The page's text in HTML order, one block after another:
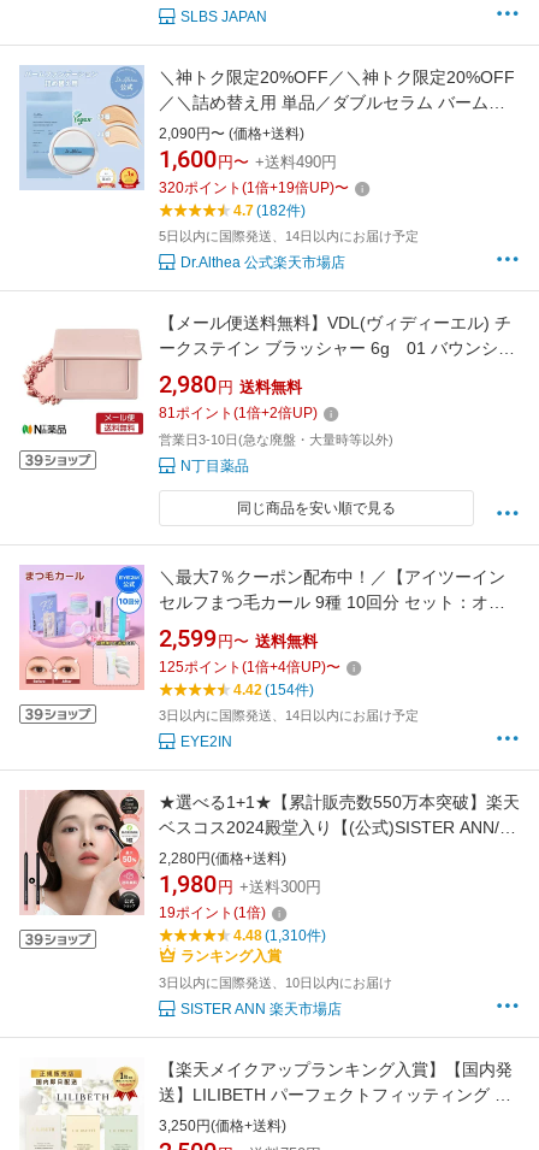
SLBS JAPAN
＼神トク限定20%OFF／＼神トク限定20%OFF
／＼詰め替え用 単品／ダブルセラム バームフ
ァンデーション レフィル SPF50/PA+++ 美容液
ファンデ 艶肌 ファンデ クッションファンデ バ
ームファンデーション 保湿UV 詰め替え用 付け
替え用 ツヤ肌 ドクターエルシア
2,090円〜 (価格+送料)
1,600 円〜 +送料490円
320ポイント (1倍+19倍UP)〜
4.7(182件)
5日以内に国際発送、14日以内にお届け予定
Dr.Althea 公式楽天市場店
【メール便送料無料】VDL(ヴィディーエル) チ
ークステイン ブラッシャー 6g 01 バウンシン
グ ピーチ ＜パウダー チーク イエベ ブルベ ぽ
よんチーク 韓国コスメ＞【★】
2,980 円 送料無料
81ポイント (1倍+2倍UP)
営業日3-10日(急な廃盤・大量時等以外)
N丁目薬品
同じ商品を安い順で見る
＼最大7％クーポン配布中！／【アイツーイン
セルフまつ毛カール 9種 10回分 セット：オプ
ション追加でよりお得！】プロ用 まつ毛美容液
アイメイク マツパ セルフ エッセンス ラッシュ
リフト 韓国化粧品 韓国コスメ マツエク
【EYE2IN公式】
2,599 円〜 送料無料
125ポイント (1倍+4倍UP)〜
4.42(154件)
3日以内に国際発送、14日以内にお届け予定
EYE2IN
★選べる1+1★【累計販売数550万本突破】楽天
ベスコス2024殿堂入り【(公式)SISTER ANN/シ
スターアン】ウォータープルーフペンシルアイ
ライナー マルチライナー 落ちない にじまない
汗 水に強い シャドウ 持続力 涙袋 韓国コスメ
2,280円(価格+送料)
1,980 円 +送料300円
19ポイント (1倍)
4.48(1,310件)
ランキング入賞
3日以内に国際発送、10日以内にお届け
SISTER ANN 楽天市場店
【楽天メイクアップランキング入賞】【国内発
送】LILIBETH パーフェクトフィッティング フ
ルカバレッジクッションファンデ リフィル 19
号 21号 23号｜リリベス クッション 韓国コスメ
3,250円(価格+送料)